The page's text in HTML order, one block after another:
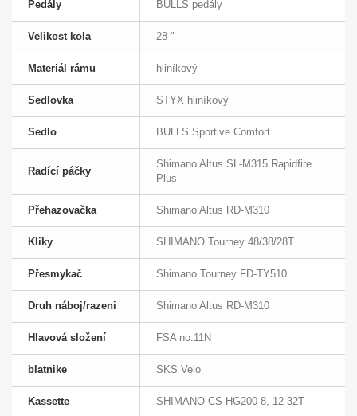
Pedály BULLS pedály
Velikost kola 28 "
Materiál rámu hliníkový
Sedlovka STYX hliníkový
Sedlo BULLS Sportive Comfort
Radící páčky
Shimano Altus SL-M315 Rapidfire
Plus
Přehazovačka Shimano Altus RD-M310
Kliky SHIMANO Tourney 48/38/28T
Přesmykač Shimano Tourney FD-TY510
Druh náboj/razeni Shimano Altus RD-M310
Hlavová složení FSA no.11N
blatnike SKS Velo
Kassette SHIMANO CS-HG200-8, 12-32T